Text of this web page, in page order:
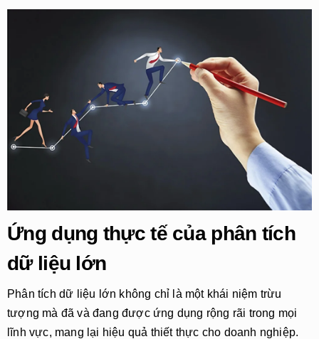
Ứng dụng thực tế của phân tích
dữ liệu lớn
Phân tích dữ liệu lớn không chỉ là một khái niệm trừu
tượng mà đã và đang được ứng dụng rộng rãi trong mọi
lĩnh vực, mang lại hiệu quả thiết thực cho doanh nghiệp.